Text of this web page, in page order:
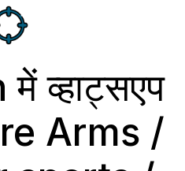
व्हाट्सएप
Arms /